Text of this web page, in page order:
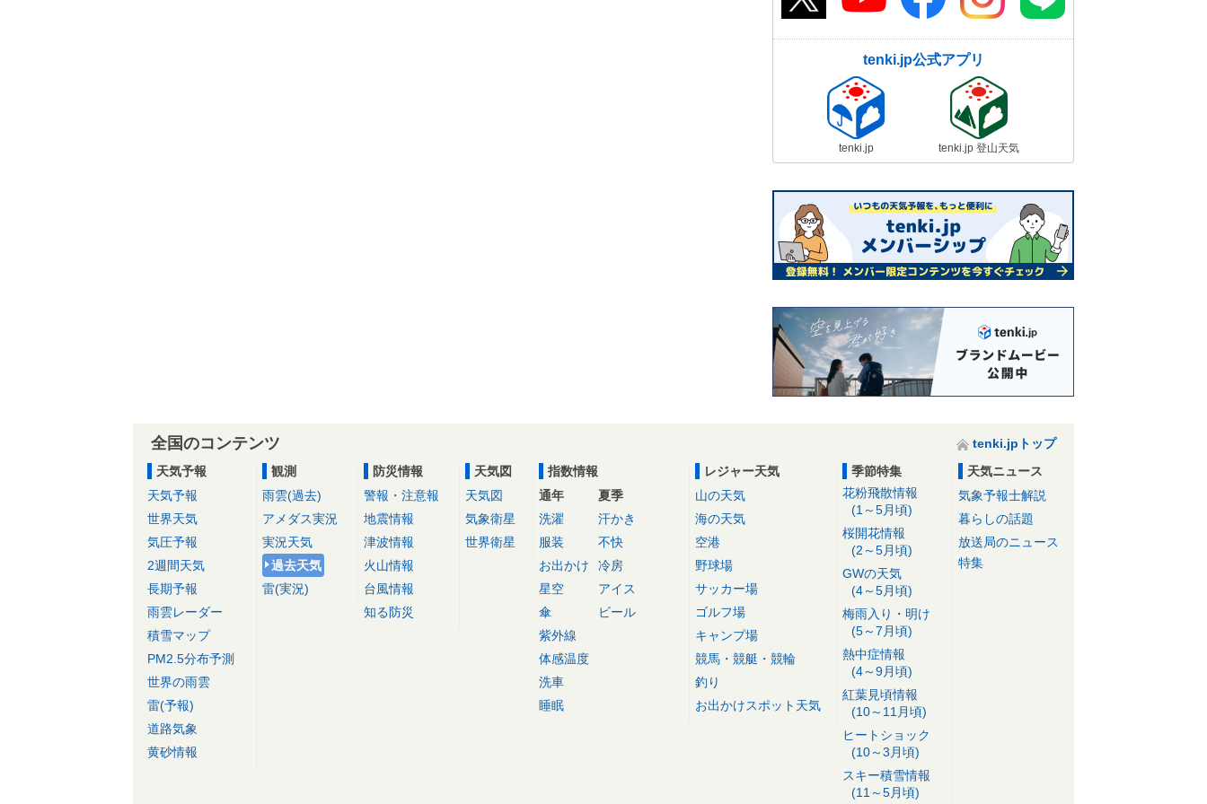
tenki.jp公式アプリ
tenki.jp tenki.jp 登山天気
全国のコンテンツ
tenki.jpトップ
天気予報
天気予報
世界天気
気圧予報
2週間天気
長期予報
雨雲レーダー
積雪マップ
PM2.5分布予測
世界の雨雲
雷(予報)
道路気象
黄砂情報
観測
雨雲(過去)
アメダス実況
実況天気
過去天気
雷(実況)
防災情報
警報・注意報
地震情報
津波情報
火山情報
台風情報
知る防災
天気図
天気図
気象衛星
世界衛星
指数情報
通年
洗濯
服装
お出かけ
星空
傘
紫外線
体感温度
洗車
睡眠
夏季
汗かき
不快
冷房
アイス
ビール
レジャー天気
山の天気
海の天気
空港
野球場
サッカー場
ゴルフ場
キャンプ場
競馬・競艇・競輪
釣り
お出かけスポット天気
季節特集
花粉飛散情報
(1～5月頃)
桜開花情報
(2～5月頃)
GWの天気
(4～5月頃)
梅雨入り・明け
(5～7月頃)
熱中症情報
(4～9月頃)
紅葉見頃情報
(10～11月頃)
ヒートショック
(10～3月頃)
スキー積雪情報
(11～5月頃)
天気ニュース
気象予報士解説
暮らしの話題
放送局のニュース
特集